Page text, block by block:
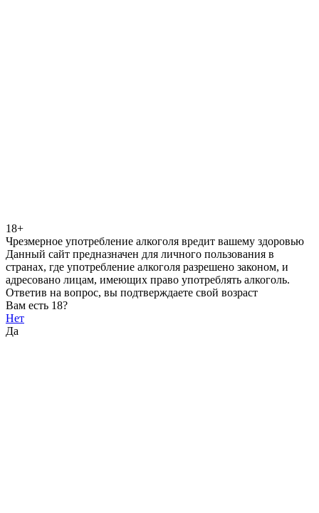
18+
Чрезмерное употребление алкоголя вредит вашему здоровью
Данный сайт предназначен для личного пользования в
странах, где употребление алкоголя разрешено законом, и
адресовано лицам, имеющих право употреблять алкоголь.
Ответив на вопрос, вы подтверждаете свой возраст
Вам есть 18?
Нет
Да